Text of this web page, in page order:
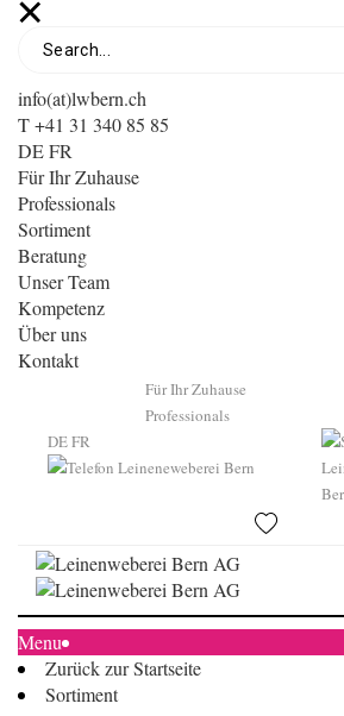
info(at)lwbern.ch
T +41 31 340 85 85
DEFR
Für Ihr Zuhause
Professionals
Sortiment
Beratung
Unser Team
Kompetenz
Über uns
Kontakt
Für Ihr Zuhause
Professionals
DEFR
Menu
Zurück zur Startseite
Sortiment